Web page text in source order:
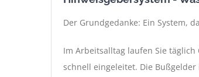
Der Grundgedanke: Ein System,
Im Arbeitsalltag laufen Sie
schnell eingeleitet. Die